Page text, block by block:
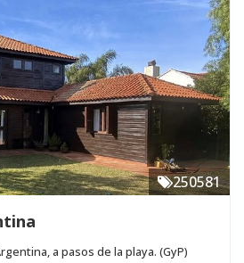
250581
a pasos de la playa. (GyP)